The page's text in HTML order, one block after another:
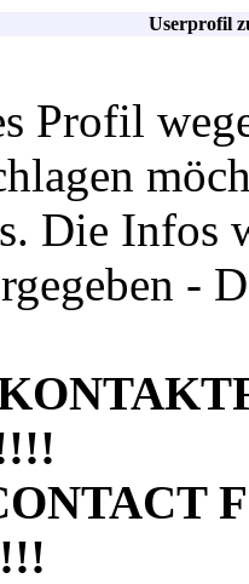
Userprofil
Profil
Die Infos
-